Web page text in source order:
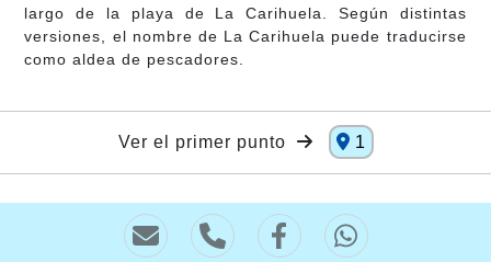
largo de la playa de La Carihuela. Según distintas
versiones, el nombre de La Carihuela puede traducirse
como aldea de pescadores.
Ver el primer punto 1